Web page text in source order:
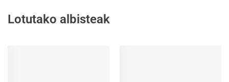
Lotutako albisteak